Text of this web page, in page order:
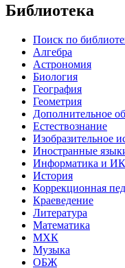
Библиотека
Поиск по
Алгебра
Астрономия
Биология
География
Геометрия
Дополнительное
Естествознание
Изобразительное
Иностранные
Информатика и
История
Коррекционная
Краеведение
Литература
Математика
МХК
Музыка
ОБЖ